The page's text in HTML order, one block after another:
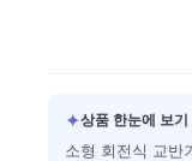
✦상품 한눈에 보기
소형 회전식 교반